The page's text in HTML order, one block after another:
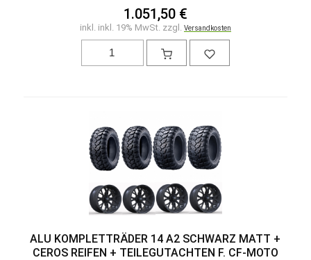
1.051,50 €
inkl. inkl. 19% MwSt. zzgl. Versandkosten
ALU KOMPLETTRÄDER 14 A2 SCHWARZ MATT +
CEROS REIFEN + TEILEGUTACHTEN F. CF-MOTO